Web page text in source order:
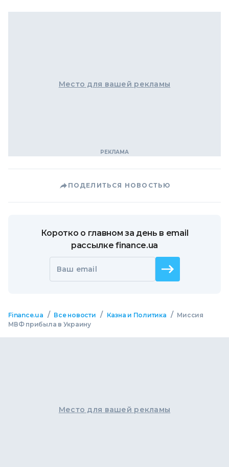
Место для вашей рекламы
ПОДЕЛИТЬСЯ НОВОСТЬЮ
Коротко о главном за день в email
рассылке finance.ua
Ваш email
Finance.ua / Все новости / Казна и Политика / Миссия
МВФ прибыла в Украину
Место для вашей рекламы